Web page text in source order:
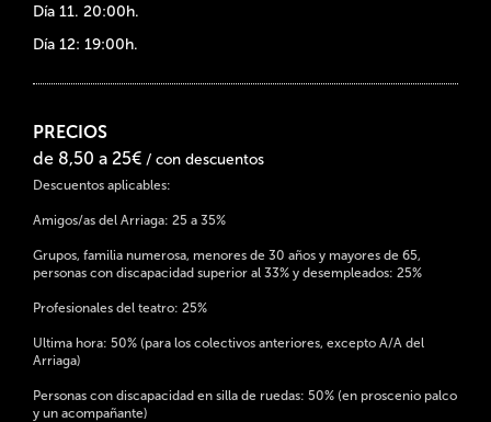
Día 11. 20:00h.
Día 12: 19:00h.
PRECIOS
de 8,50 a 25€ / con descuentos
Descuentos aplicables:
Amigos/as del Arriaga: 25 a 35%
Grupos, familia numerosa, menores de 30 años y mayores de 65,
personas con discapacidad superior al 33% y desempleados: 25%
Profesionales del teatro: 25%
Ultima hora: 50% (para los colectivos anteriores, excepto A/A del
Arriaga)
Personas con discapacidad en silla de ruedas: 50% (en proscenio palco
y un acompañante)